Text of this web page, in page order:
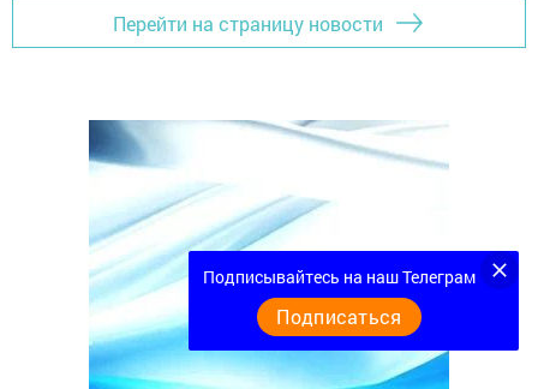
Перейти на страницу новости
Подписывайтесь на наш Телеграм
Подписаться